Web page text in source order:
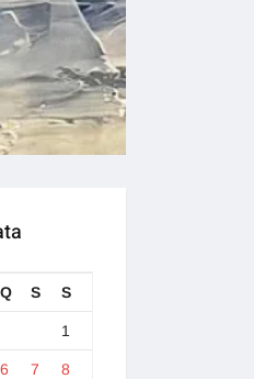
Q S S
1
6 7 8